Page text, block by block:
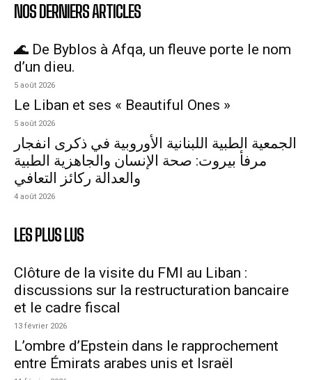
NOS DERNIERS ARTICLES
🌊 De Byblos à Afqa, un fleuve porte le nom
d’un dieu.
5 août 2026
Le Liban et ses « Beautiful Ones »
5 août 2026
الجمعية الطبية اللبنانية الأوروبية في ذكرى انفجار
مرفأ بيروت: صحة الإنسان والجاهزية الطبية
والعدالة ركائز التعافي
4 août 2026
LES PLUS LUS
Clôture de la visite du FMI au Liban :
discussions sur la restructuration bancaire
et le cadre fiscal
13 février 2026
L’ombre d’Epstein dans le rapprochement
entre Émirats arabes unis et Israël